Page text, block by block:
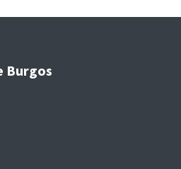
Burgos